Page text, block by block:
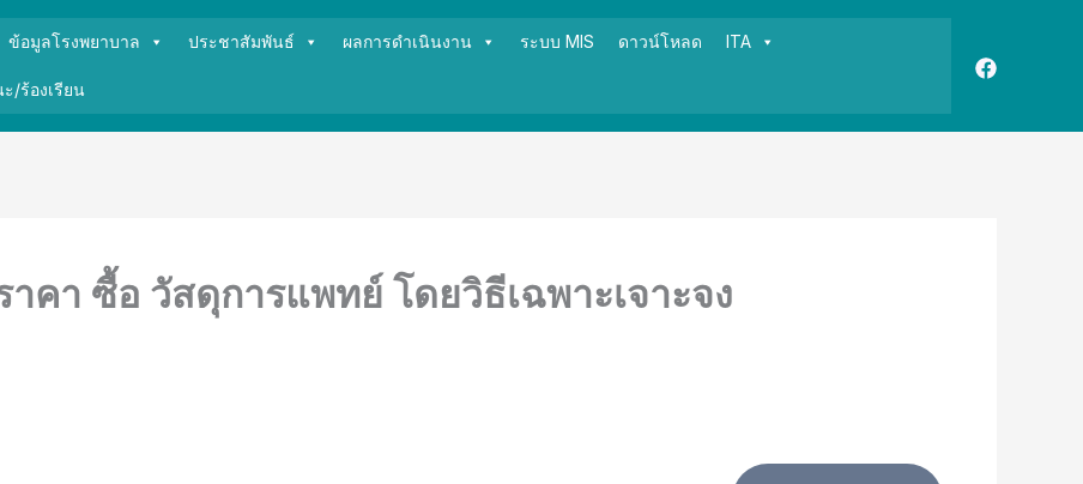
ข้อมูลโรงพยาบาล ประชาสัมพันธ์ ผลการดำเนินงาน ระบบ MIS ดาวน์โหลด ITA
/ร้องเรียน
คา ซื้อ วัสดุการแพทย์ โดยวิธีเฉพาะเจาะจง